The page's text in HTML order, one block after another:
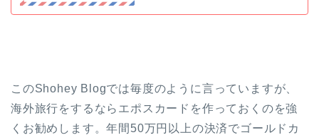
このShohey Blogでは毎度のように言っていますが、
海外旅行をするならエポスカードを作っておくのを強
くお勧めします。年間50万円以上の決済でゴールドカ